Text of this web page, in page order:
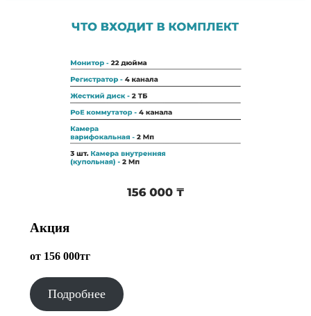
Акция
от 156 000тг
Подробнее